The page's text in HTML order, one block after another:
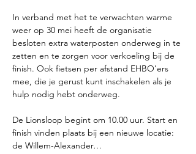
In verband met het te verwachten warme
weer op 30 mei heeft de organisatie
besloten extra waterposten onderweg in te
zetten en te zorgen voor verkoeling bij de
finish. Ook fietsen per afstand EHBO’ers
mee, die je gerust kunt inschakelen als je
hulp nodig hebt onderweg.
De Lionsloop begint om 10.00 uur. Start en
finish vinden plaats bij een nieuwe locatie:
de Willem-Alexander…